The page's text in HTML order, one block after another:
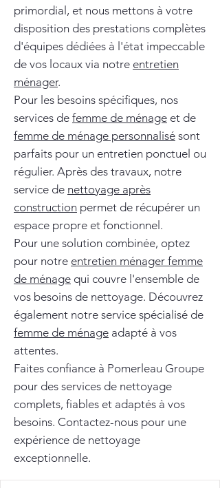
primordial, et nous mettons à votre
disposition des prestations complètes
d'équipes dédiées à l'état impeccable
de vos locaux via notre entretien
ménager.
Pour les besoins spécifiques, nos
services de femme de ménage et de
femme de ménage personnalisé sont
parfaits pour un entretien ponctuel ou
régulier. Après des travaux, notre
service de nettoyage après
construction permet de récupérer un
espace propre et fonctionnel.
Pour une solution combinée, optez
pour notre entretien ménager femme
de ménage qui couvre l'ensemble de
vos besoins de nettoyage. Découvrez
également notre service spécialisé de
femme de ménage adapté à vos
attentes.
Faites confiance à Pomerleau Groupe
pour des services de nettoyage
complets, fiables et adaptés à vos
besoins. Contactez-nous pour une
expérience de nettoyage
exceptionnelle.